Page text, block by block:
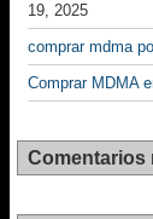
19, 2025
comprar mdma
Comprar MDMA
Comentarios